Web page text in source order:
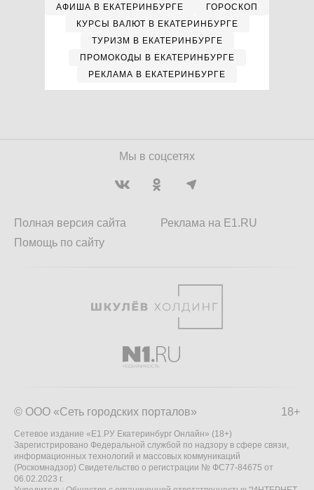
АФИША В ЕКАТЕРИНБУРГЕ
ГОРОСКОП
КУРСЫ ВАЛЮТ В ЕКАТЕРИНБУРГЕ
ТУРИЗМ В ЕКАТЕРИНБУРГЕ
ПРОМОКОДЫ В ЕКАТЕРИНБУРГЕ
РЕКЛАМА В ЕКАТЕРИНБУРГЕ
Мы в соцсетях
Полная версия сайта
Помощь по сайту
Реклама на E1.RU
18+
© ООО «Сеть городских порталов»
Сетевое издание «Е1.РУ Екатеринбург Онлайн» (18+)
Зарегистрировано Федеральной службой по надзору в сфере связи,
информационных технологий и массовых коммуникаций
(Роскомнадзор) Свидетельство о регистрации № ФС77-84675 от
06.02.2023 г.